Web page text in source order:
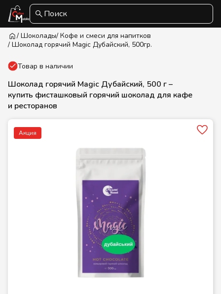
Поиск
/ Шоколады/ Кофе и смеси для напитков
/ Шоколад горячий Magic Дубайский, 500гр.
Товар в наличии
Шоколад горячий Magic Дубайский, 500 г –
купить фисташковый горячий шоколад для кафе
и ресторанов
Акция